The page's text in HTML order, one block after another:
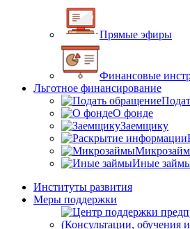
Прямые эфиры
Финансовые
Льготное финансирование
О фонде
Заемщику
Иные
Институты развития
Меры поддержки